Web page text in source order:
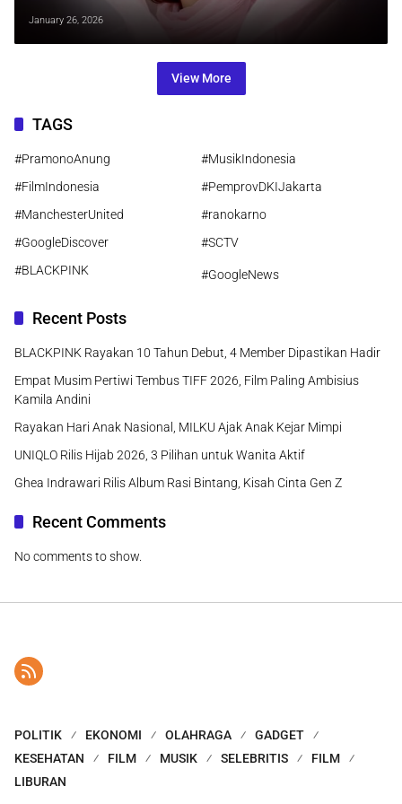
Zaman Now
January 26, 2026
View More
TAGS
#PramonoAnung
#MusikIndonesia
#FilmIndonesia
#PemprovDKIJakarta
#ManchesterUnited
#ranokarno
#GoogleDiscover
#SCTV
#BLACKPINK
#GoogleNews
Recent Posts
BLACKPINK Rayakan 10 Tahun Debut, 4 Member Dipastikan Hadir
Empat Musim Pertiwi Tembus TIFF 2026, Film Paling Ambisius
Kamila Andini
Rayakan Hari Anak Nasional, MILKU Ajak Anak Kejar Mimpi
UNIQLO Rilis Hijab 2026, 3 Pilihan untuk Wanita Aktif
Ghea Indrawari Rilis Album Rasi Bintang, Kisah Cinta Gen Z
Recent Comments
No comments to show.
POLITIK EKONOMI OLAHRAGA
GADGET
KESEHATAN
FILM MUSIK SELEBRITIS
FILM
LIBURAN